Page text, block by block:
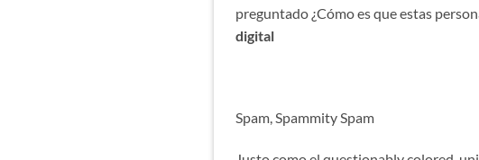
preguntado ¿Cómo es que estas
digital
Spam, Spammity Spam